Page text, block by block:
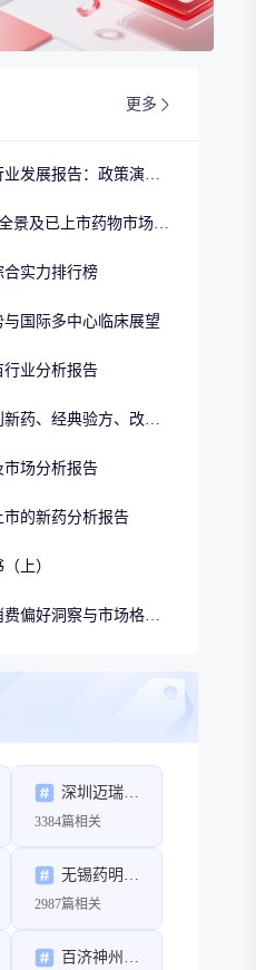
更多
2025全球罕见病行业发展报告：政策演进、市场趋势与领先企业布局
IgA肾病药物研发全景及已上市药物市场竞争格局报告
合实力排行榜
国际多中心临床展望
行业分析报告
数据透视：中药创新药、经典验方、改良型新药、同名同方的申报、获批、销售情况
市场分析报告
市的新药分析报告
上）
解码护肤抗衰：消费偏好洞察与市场格局分析
深圳迈瑞生物医疗电子股份有限公司
3384篇相关
无锡药明康德新药开发股份有限公司
2987篇相关
百济神州（北京）生物科技有限公司